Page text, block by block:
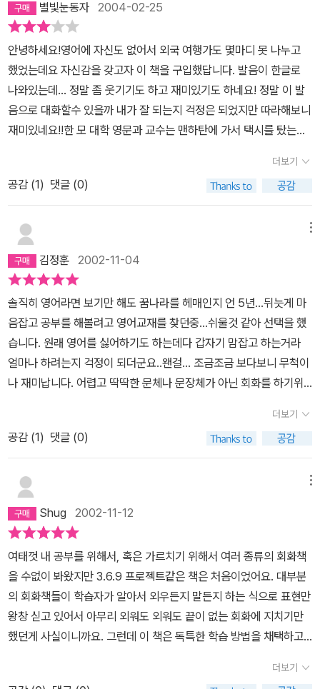
고 말하는 미국인도 많다는 것이다.
별빛눈동자 2004-02-25
안녕하세요!영어에 자신도 없어서 외국 여행가도 몇마디 못 나누고
했었는데요 자신감을 갖고자 이 책을 구입했답니다. 발음이 한글로
나와있는데... 정말 좀 웃기기도 하고 재미있기도 하네요! 정말 이 발
음으로 대화할수 있을까 내가 잘 되는지 걱정은 되었지만 따라해보니
재미있네요!!한 모 대학 영문과 교수는 맨하탄에 가서 택시를 탔는
한참 땀을 흘렸다는 실화가 있어요! 이런 고민들은 사라질 책이라고
생각하네요! 정말 현지 발음으로 하기에 좋은 책이라고 생각합니다.
하지만 가격이 가격인지라... 2권하구 통합되어 조금만 더 저렴했으
면 하는 바램도 있더라구요... ^^
더보기
공감 (1) 댓글 (0)
김정훈 2002-11-04
솔직히 영어라면 보기만 해도 꿈나라를 헤매인지 언 5년...뒤늣게 마
음잡고 공부를 해볼려고 영어교재를 찾던중...쉬울것 같아 선택을 했
습니다. 원래 영어를 싫어하기도 하는데다 갑자기 맘잡고 하는거라
얼마나 하려는지 걱정이 되더군요..왠걸... 조금조금 보다보니 무척이
나 재미납니다. 어렵고 딱딱한 문체나 문장체가 아닌 회화를 하기위
아픈 것은 뒤로 감추어 놓았습니다. 적어도 제게는 딱맞네요! 저처럼
영어에 소질이 없는분이나 영어 기초가 없고 공부를 해볼려는 분께
잘 어울리는듯합니다. 단계별로 통한 학습법이 눈에 뜨네요!!! 영어 초
보분들~ 이 책보고 힘네세요^^; 초보 영어맨의 허접평이었습니다. lis
더보기
공감 (1) 댓글 (0)
Shug 2002-11-12
여태껏 내 공부를 위해서, 혹은 가르치기 위해서 여러 종류의 회화책
을 수없이 봐왔지만 3.6.9 프로젝트같은 책은 처음이었어요. 대부분
의 회화책들이 학습자가 알아서 외우든지 말든지 하는 식으로 표현만
왕창 싣고 있어서 아무리 외워도 외워도 끝이 없는 회화에 지치기만
했던게 사실이니까요. 그런데 이 책은 독특한 학습 방법을 채택하고
서 가졌던 부담감이 싹 사라지더군요. 그냥 책에서 시키는 대로 따라
더보기